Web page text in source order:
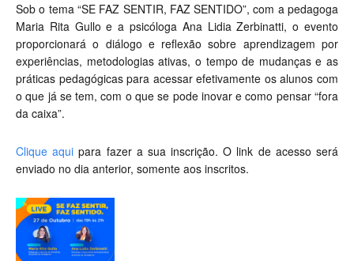
Sob o tema “SE FAZ SENTIR, FAZ SENTIDO”, com a pedagoga
Maria Rita Gullo e a psicóloga Ana Lidia Zerbinatti, o evento
proporcionará o diálogo e reflexão sobre aprendizagem por
experiências, metodologias ativas, o tempo de mudanças e as
práticas pedagógicas para acessar efetivamente os alunos com
o que já se tem, com o que se pode inovar e como pensar “fora
da caixa”.
Clique aquipara fazer a sua inscrição. O link de acesso será
enviado no dia anterior, somente aos inscritos.